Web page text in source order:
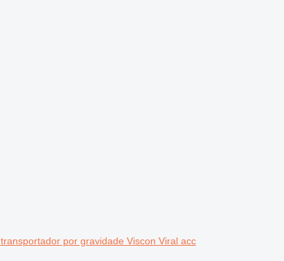
transportador por gravidade Viscon Viral acc